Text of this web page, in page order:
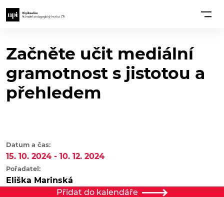
Začněte učit mediální
gramotnost s jistotou a
přehledem
Datum a čas:
15. 10. 2024 - 10. 12. 2024
Pořadatel:
Eliška Marinská
Přidat do kalendáře